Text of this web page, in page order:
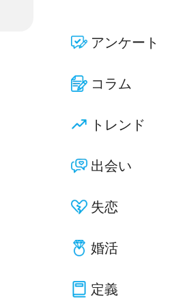
アンケート
コラム
トレンド
出会い
失恋
婚活
定義